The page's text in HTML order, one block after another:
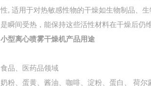
性,适用于对热敏感性物的干燥如生物制品、
是瞬间受热，能保持这些活性材料在干燥后仍
小型离心喷雾干燥机产品用途
食品、医药品领域
奶粉、蛋黄、酱油、咖啡、淀粉、蛋白、 荷